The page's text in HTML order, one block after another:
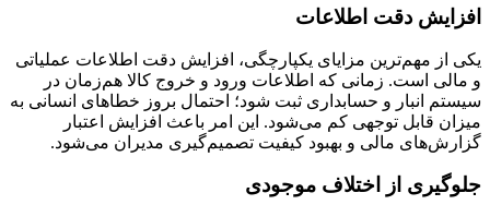
افزایش دقت اطلاعات
یکی از مهم‌ترین مزایای یکپارچگی، افزایش دقت اطلاعات عملیاتی
و مالی است. زمانی که اطلاعات ورود و خروج کالا هم‌زمان در
سیستم انبار و حسابداری ثبت شود؛ احتمال بروز خطاهای انسانی به
میزان قابل توجهی کم می‌شود. این امر باعث افزایش اعتبار
گزارش‌های مالی و بهبود کیفیت تصمیم‌گیری مدیران می‌شود.
جلوگیری از اختلاف موجودی